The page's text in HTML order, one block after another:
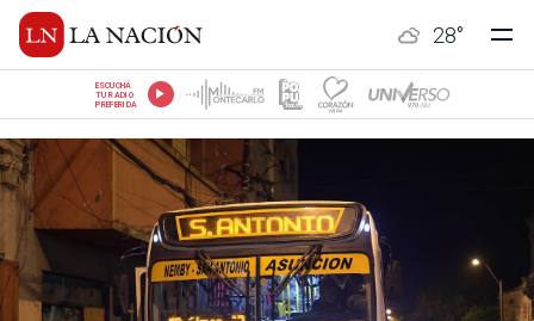
28°
ESCUCHÁ
TU RADIO
PREFERIDA